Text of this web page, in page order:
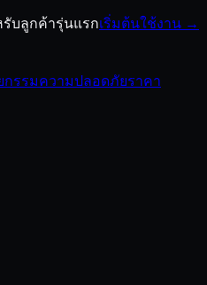
บลูกค้ารุ่นแรกเริ่มต้นใช้งาน →
กรรมความปลอดภัยราคา